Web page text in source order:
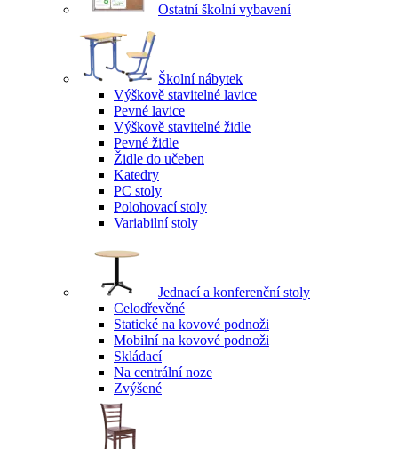
Ostatní školní vybavení
Školní nábytek
Výškově stavitelné lavice
Pevné lavice
Výškově stavitelné židle
Pevné židle
Židle do učeben
Katedry
PC stoly
Polohovací stoly
Variabilní stoly
Jednací a konferenční stoly
Celodřevěné
Statické na kovové podnoži
Mobilní na kovové podnoži
Skládací
Na centrální noze
Zvýšené